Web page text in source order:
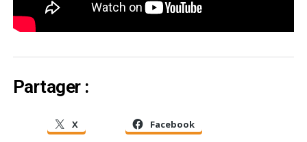
Partager :
X Facebook